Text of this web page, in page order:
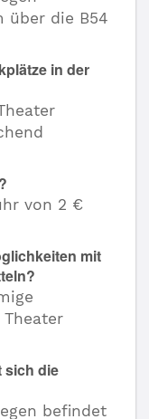
über die B54
in der
von 2 €
mit
sich die
befindet